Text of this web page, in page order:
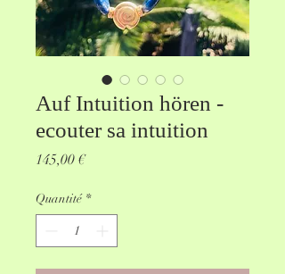
Auf Intuition hören -
ecouter sa intuition
145,00 €Prix
Quantité *